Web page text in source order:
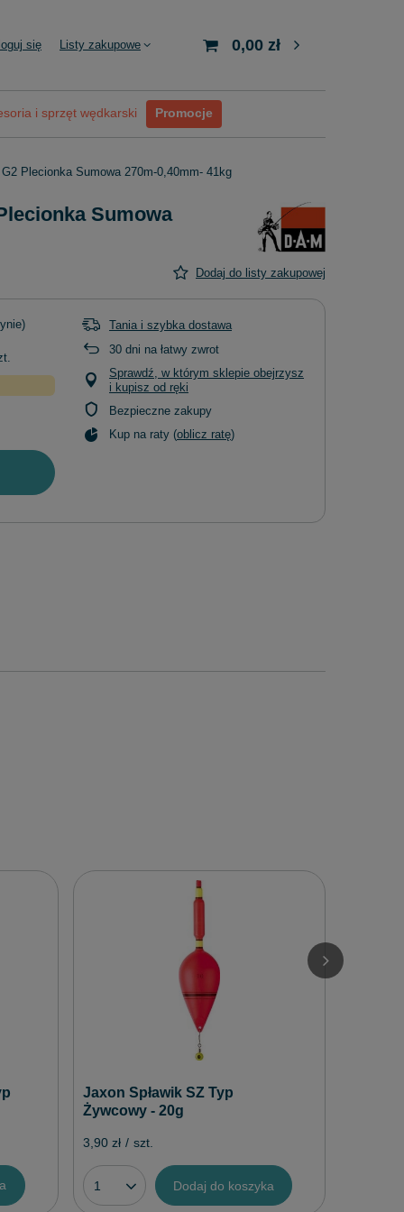
się Listy zakupowe 0,00 zł
i sprzęt wędkarski Promocje
Plecionka Sumowa 270m-0,40mm- 41kg
Sumowa
Dodaj do listy zakupowej
Tania i szybka dostawa
30 dni na łatwy zwrot
Sprawdź, w którym sklepie obejrzysz
i kupisz od ręki
Bezpieczne zakupy
Kup na raty (oblicz ratę)
Jaxon Spławik SZ Typ
Żywcowy - 20g
3,90 zł / szt.
Dodaj do koszyka